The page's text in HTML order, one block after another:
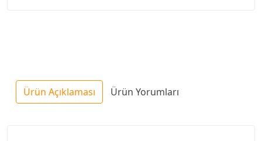
Ürün Açıklaması Ürün Yorumları